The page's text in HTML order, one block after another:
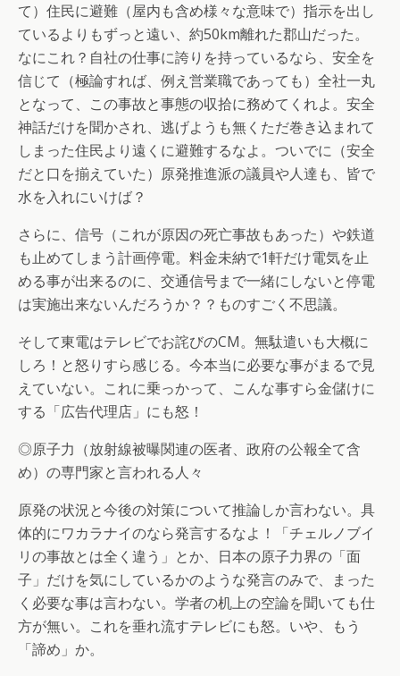
て）住民に避難（屋内も含め様々な意味で）指示を出し
ているよりもずっと遠い、約50km離れた郡山だった。
なにこれ？自社の仕事に誇りを持っているなら、安全を
信じて（極論すれば、例え営業職であっても）全社一丸
となって、この事故と事態の収拾に務めてくれよ。安全
神話だけを聞かされ、逃げようも無くただ巻き込まれて
しまった住民より遠くに避難するなよ。ついでに（安全
だと口を揃えていた）原発推進派の議員や人達も、皆で
水を入れにいけば？
さらに、信号（これが原因の死亡事故もあった）や鉄道
も止めてしまう計画停電。料金未納で1軒だけ電気を止
める事が出来るのに、交通信号まで一緒にしないと停電
は実施出来ないんだろうか？？ものすごく不思議。
そして東電はテレビでお詫びのCM。無駄遣いも大概に
しろ！と怒りすら感じる。今本当に必要な事がまるで見
えていない。これに乗っかって、こんな事すら金儲けに
する「広告代理店」にも怒！
◎原子力（放射線被曝関連の医者、政府の公報全て含
め）の専門家と言われる人々
原発の状況と今後の対策について推論しか言わない。具
体的にワカラナイのなら発言するなよ！「チェルノブイ
リの事故とは全く違う」とか、日本の原子力界の「面
子」だけを気にしているかのような発言のみで、まった
く必要な事は言わない。学者の机上の空論を聞いても仕
方が無い。これを垂れ流すテレビにも怒。いや、もう
「諦め」か。